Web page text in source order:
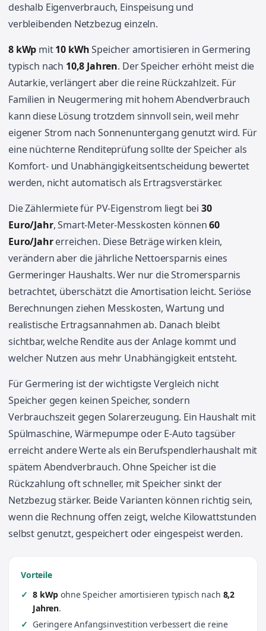
deshalb Eigenverbrauch, Einspeisung und
verbleibenden Netzbezug einzeln.
8 kWp mit10 kWhSpeicher amortisieren in Germering
typisch nach 10,8 Jahren. Der Speicher erhöht meist die
Autarkie, verlängert aber die reine Rückzahlzeit. Für
Familien in Neugermering mit hohem Abendverbrauch
kann diese Lösung trotzdem sinnvoll sein, weil mehr
eigener Strom nach Sonnenuntergang genutzt wird. Für
eine nüchterne Renditeprüfung sollte der Speicher als
Komfort- und Unabhängigkeitsentscheidung bewertet
werden, nicht automatisch als Ertragsverstärker.
Die Zählermiete für PV-Eigenstrom liegt bei 30
Euro/Jahr, Smart-Meter-Messkosten können60
Euro/Jahrerreichen. Diese Beträge wirken klein,
verändern aber die jährliche Nettoersparnis eines
Germeringer Haushalts. Wer nur die Stromersparnis
betrachtet, überschätzt die Amortisation leicht. Seriöse
Berechnungen ziehen Messkosten, Wartung und
realistische Ertragsannahmen ab. Danach bleibt
sichtbar, welche Rendite aus der Anlage kommt und
welcher Nutzen aus mehr Unabhängigkeit entsteht.
Für Germering ist der wichtigste Vergleich nicht
Speicher gegen keinen Speicher, sondern
Verbrauchszeit gegen Solarerzeugung. Ein Haushalt mit
Spülmaschine, Wärmepumpe oder E-Auto tagsüber
erreicht andere Werte als ein Berufspendlerhaushalt mit
spätem Abendverbrauch. Ohne Speicher ist die
Rückzahlung oft schneller, mit Speicher sinkt der
Netzbezug stärker. Beide Varianten können richtig sein,
wenn die Rechnung offen zeigt, welche Kilowattstunden
selbst genutzt, gespeichert oder eingespeist werden.
Vorteile
8 kWp ohne Speicher amortisieren typisch nach 8,2
Jahren.
Geringere Anfangsinvestition verbessert die reine